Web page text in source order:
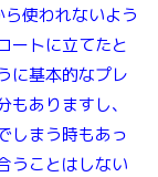
使われないよう
ートに立てたと
に基本的なプレ
ありますし、
しまう時もあっ
うことはしない